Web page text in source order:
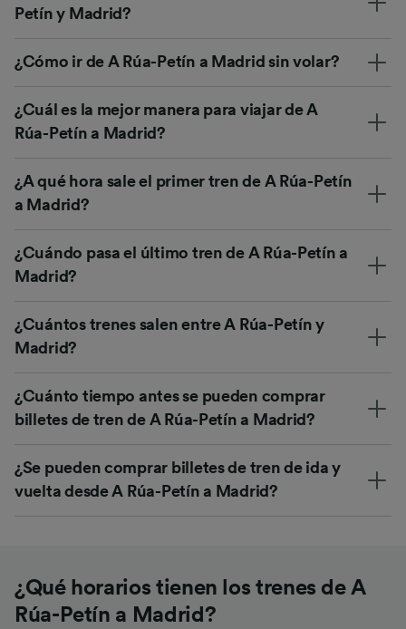
Petín y Madrid?
¿Cómo ir de A Rúa-Petín a Madrid sin volar?
¿Cuál es la mejor manera para viajar de A
Rúa-Petín a Madrid?
¿A qué hora sale el primer tren de A Rúa-Petín
a Madrid?
¿Cuándo pasa el último tren de A Rúa-Petín a
Madrid?
¿Cuántos trenes salen entre A Rúa-Petín y
Madrid?
¿Cuánto tiempo antes se pueden comprar
billetes de tren de A Rúa-Petín a Madrid?
¿Se pueden comprar billetes de tren de ida y
vuelta desde A Rúa-Petín a Madrid?
¿Qué horarios tienen los trenes de A
Rúa-Petín a Madrid?